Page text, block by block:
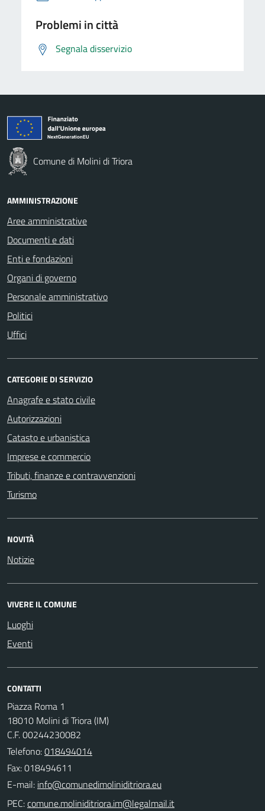
Problemi in città
Segnala disservizio
Comune di Molini di Triora
AMMINISTRAZIONE
Aree amministrative
Documenti e dati
Enti e fondazioni
Organi di governo
Personale amministrativo
Politici
Uffici
CATEGORIE DI SERVIZIO
Anagrafe e stato civile
Autorizzazioni
Catasto e urbanistica
Imprese e commercio
Tributi, finanze e contravvenzioni
Turismo
NOVITÀ
Notizie
VIVERE IL COMUNE
Luoghi
Eventi
CONTATTI
Piazza Roma 1
18010 Molini di Triora (IM)
C.F. 00244230082
Telefono:018494014
Fax: 018494611
E-mail:
PEC: